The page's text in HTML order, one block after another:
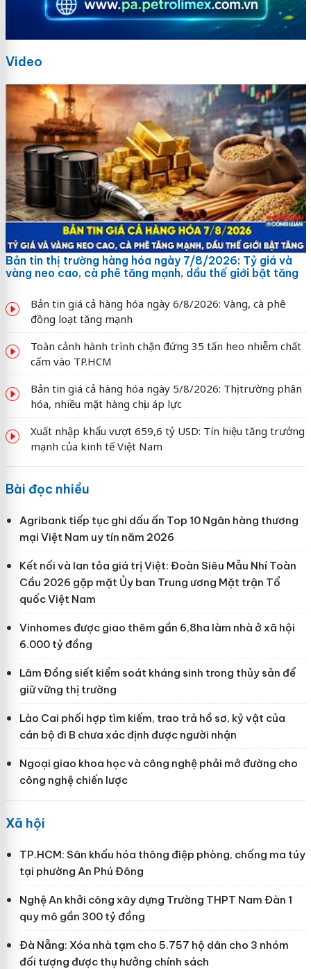
Video
Bản tin thị trường hàng hóa ngày 7/8/2026: Tỷ giá và
vàng neo cao, cà phê tăng mạnh, dầu thế giới bật tăng
Bản tin giá cả hàng hóa ngày 6/8/2026: Vàng, cà phê
đồng loạt tăng mạnh
Toàn cảnh hành trình chặn đứng 35 tấn heo nhiễm chất
cấm vào TP.HCM
Bản tin giá cả hàng hóa ngày 5/8/2026: Thị trường phân
hóa, nhiều mặt hàng chịu áp lực
Xuất nhập khẩu vượt 659,6 tỷ USD: Tín hiệu tăng trưởng
mạnh của kinh tế Việt Nam
Bài đọc nhiều
Agribank tiếp tục ghi dấu ấn Top 10 Ngân hàng thương
mại Việt Nam uy tín năm 2026
Kết nối và lan tỏa giá trị Việt: Đoàn Siêu Mẫu Nhí Toàn
Cầu 2026 gặp mặt Ủy ban Trung ương Mặt trận Tổ
quốc Việt Nam
Vinhomes được giao thêm gần 6,8ha làm nhà ở xã hội
6.000 tỷ đồng
Lâm Đồng siết kiểm soát kháng sinh trong thủy sản để
giữ vững thị trường
Lào Cai phối hợp tìm kiếm, trao trả hồ sơ, kỷ vật của
cán bộ đi B chưa xác định được người nhận
Ngoại giao khoa học và công nghệ phải mở đường cho
công nghệ chiến lược
Xã hội
TP.HCM: Sân khấu hóa thông điệp phòng, chống ma túy
tại phường An Phú Đông
Nghệ An khởi công xây dựng Trường THPT Nam Đàn 1
quy mô gần 300 tỷ đồng
Đà Nẵng: Xóa nhà tạm cho 5.757 hộ dân cho 3 nhóm
đối tượng được thụ hưởng chính sách